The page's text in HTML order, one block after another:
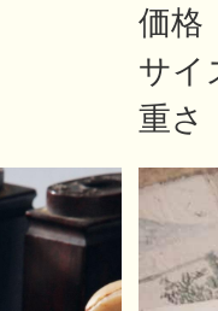
価格
サイ
重さ